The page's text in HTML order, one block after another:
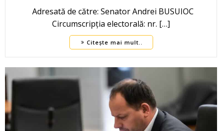
Adresată de către: Senator Andrei BUSUIOC
Circumscripția electorală: nr. […]
Citește mai mult..